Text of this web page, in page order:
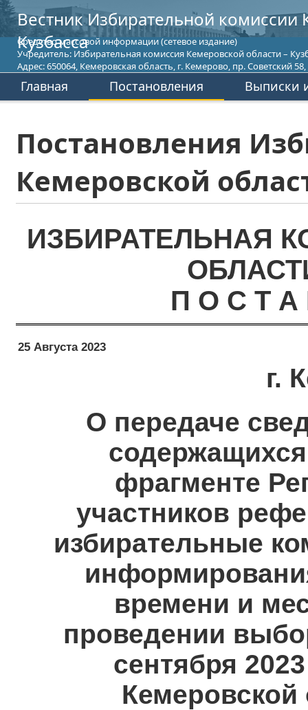
Вестник Избирательной комиссии
Кузбасса
Средство массовой информации (сетевое издание)
Учредитель: Избирательная комиссия Кемеровской области –
Адрес: 650064, Кемеровская область, г. Кемерово, пр. Советский 58,
Главная Постановления Выписки
Постановления
Кемеровской
ИЗБИРАТЕЛЬНАЯ
П О С Т А
25 Августа 2023
г.
О передаче
фрагменте
участников
избирательные
времени и
проведении
сентября
Кемеровской